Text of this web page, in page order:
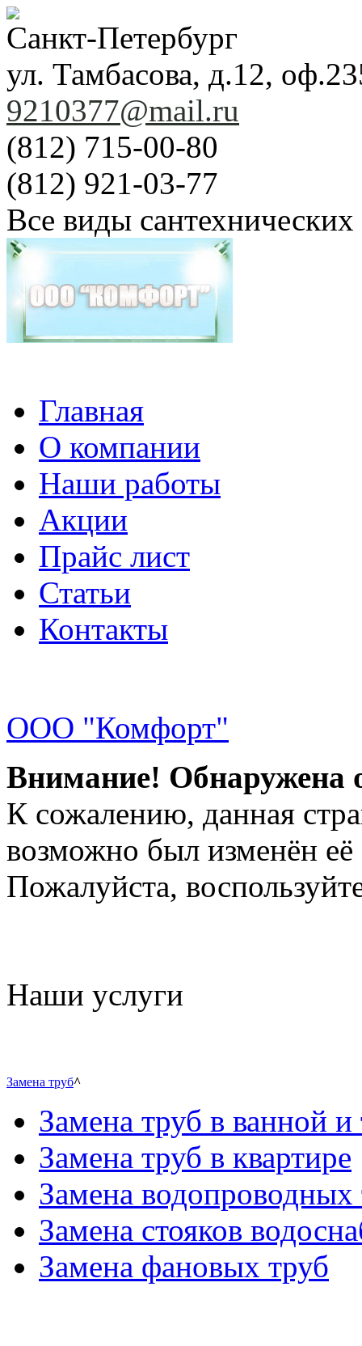
Санкт-Петербург
ул. Тамбасова, д.12,
9210377@mail.ru
(812) 715-00-80
(812) 921-03-77
Все виды
Главная
О компании
Наши работы
Акции
Прайс лист
Статьи
Контакты
ООО "Комфорт"
Внимание! Обнаружена
К сожалению, данная
возможно был изменён её
Пожалуйста,
Наши услуги
Замена труб^
Замена труб в ванной и
Замена труб в квартире
Замена водопроводных
Замена стояков
Замена фановых труб